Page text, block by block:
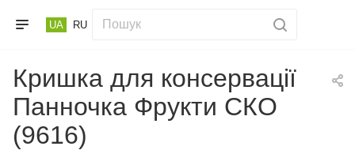
UA RU
Кришка для консервації
Панночка Фрукти СКО
(9616)